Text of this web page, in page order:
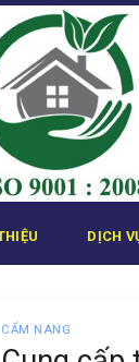
DỊCH
CẨM NANG